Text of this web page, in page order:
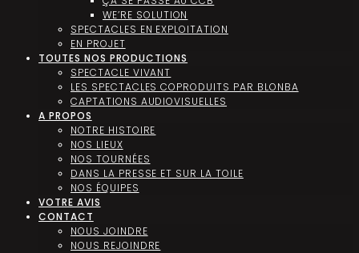
WE’RE SOLUTION
SPECTACLES EN EXPLOITATION
EN PROJET
TOUTES NOS PRODUCTIONS
SPECTACLE VIVANT
LES SPECTACLES COPRODUITS PAR BLONBA
CAPTATIONS AUDIOVISUELLES
A PROPOS
NOTRE HISTOIRE
NOS LIEUX
NOS TOURNÉES
DANS LA PRESSE ET SUR LA TOILE
NOS ÉQUIPES
VOTRE AVIS
CONTACT
NOUS JOINDRE
NOUS REJOINDRE